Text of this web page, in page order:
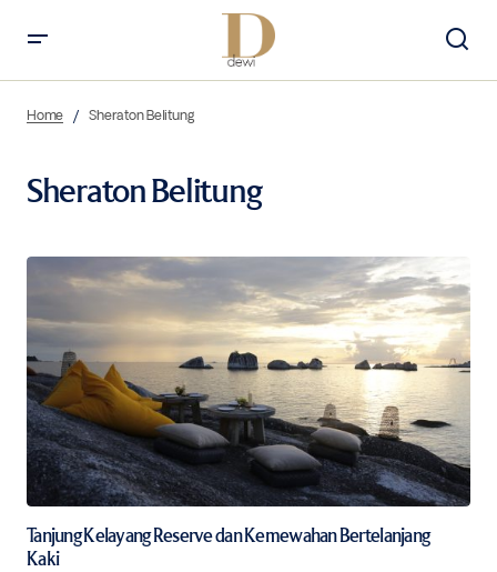
Home Sheraton Belitung
Sheraton Belitung
Tanjung Kelayang Reserve dan Kemewahan Bertelanjang
Kaki